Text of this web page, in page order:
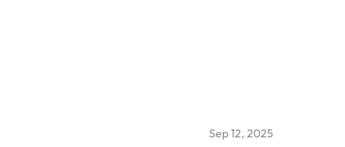
Sep 12, 2025